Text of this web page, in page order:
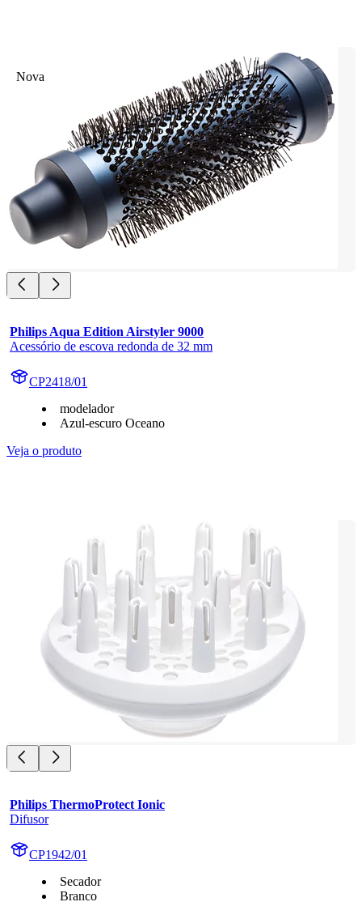
Nova
Philips Aqua Edition Airstyler 9000
Acessório de escova redonda de 32 mm
CP2418/01
modelador
Azul-escuro Oceano
Veja o produto
Philips ThermoProtect Ionic
Difusor
CP1942/01
Secador
Branco